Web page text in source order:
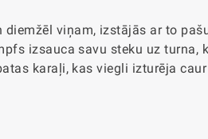
viņam, izstājās ar to
izsauca savu steku uz turna,
karaļi, kas viegli izturēja